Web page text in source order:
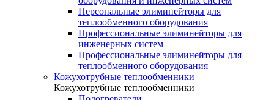
Персональные элиминейторы для
теплообменного оборудования
Профессиональные элиминейторы для
инженерных систем
Профессиональные элиминейторы для
теплообменного оборудования
Кожухотрубные теплообменники
Кожухотрубные теплообменники